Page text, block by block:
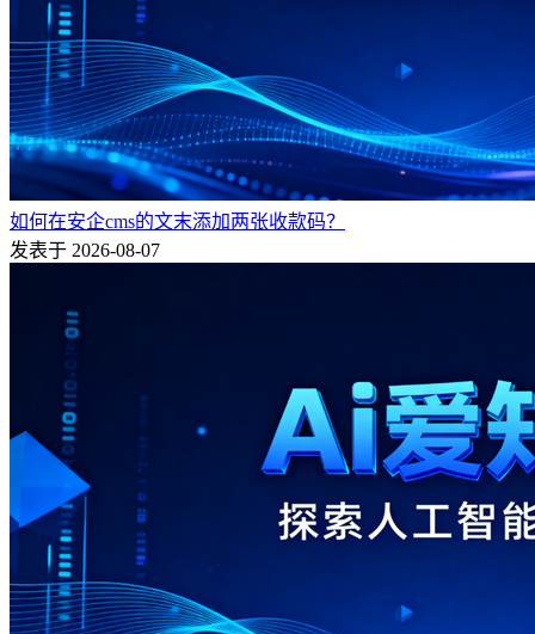
如何在安企cms的文末添加两张收款码？
发表于 2026-08-07